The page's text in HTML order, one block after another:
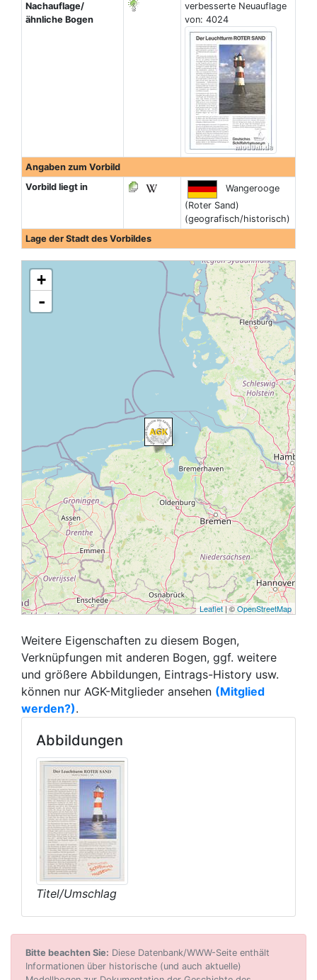
Nachauflage/
ähnliche Bogen
verbesserte Neuauflage
von: 4024
Angaben zum Vorbild
Vorbild liegt in
Wangerooge
(Roter Sand)
(geografisch/historisch)
Lage der Stadt des Vorbildes
+
-
Leaflet| ©OpenStreetMap
Weitere Eigenschaften zu diesem Bogen,
Verknüpfungen mit anderen Bogen, ggf. weitere
und größere Abbildungen, Eintrags-History usw.
können nur AGK-Mitglieder ansehen (Mitglied
werden?).
Abbildungen
Titel/Umschlag
Bitte beachten Sie: Diese Datenbank/WWW-Seite enthält
Informationen über historische (und auch aktuelle)